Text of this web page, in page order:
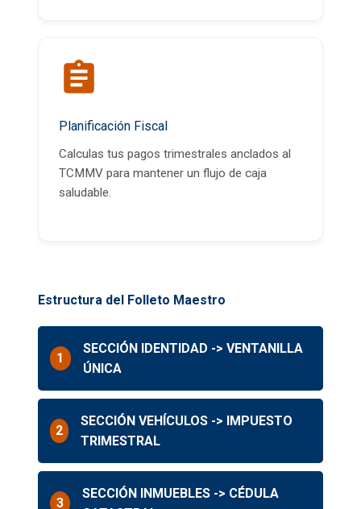
Planificación Fiscal
Calculas tus pagos trimestrales anclados al
TCMMV para mantener un flujo de caja
saludable.
Estructura del Folleto Maestro
1
SECCIÓN IDENTIDAD -> VENTANILLA
ÚNICA
2
SECCIÓN VEHÍCULOS -> IMPUESTO
TRIMESTRAL
3
SECCIÓN INMUEBLES -> CÉDULA